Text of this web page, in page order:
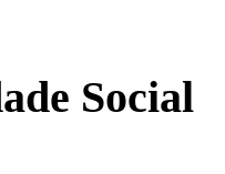
Social